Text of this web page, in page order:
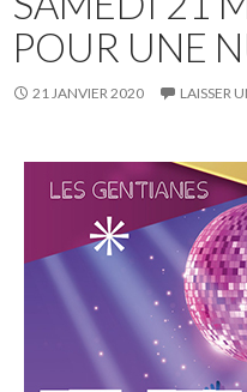
POUR UNE
21 JANVIER 2020 LAISSER